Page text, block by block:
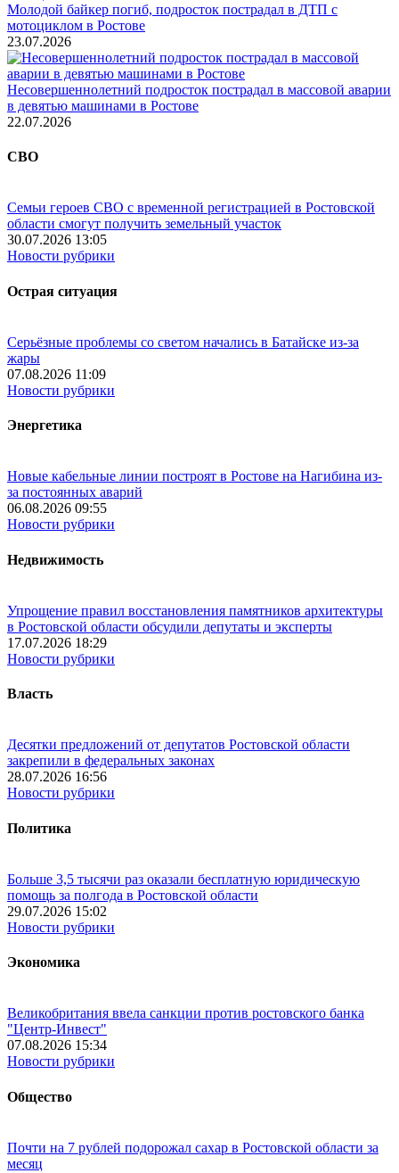
Молодой байкер погиб, подросток пострадал в ДТП с
мотоциклом в Ростове
23.07.2026
Несовершеннолетний подросток пострадал в массовой аварии
в девятью машинами в Ростове
22.07.2026
СВО
Семьи героев СВО с временной регистрацией в Ростовской
области смогут получить земельный участок
30.07.2026 13:05
Новости рубрики
Острая ситуация
Серьёзные проблемы со светом начались в Батайске из-за
жары
07.08.2026 11:09
Новости рубрики
Энергетика
Новые кабельные линии построят в Ростове на Нагибина из-
за постоянных аварий
06.08.2026 09:55
Новости рубрики
Недвижимость
Упрощение правил восстановления памятников архитектуры
в Ростовской области обсудили депутаты и эксперты
17.07.2026 18:29
Новости рубрики
Власть
Десятки предложений от депутатов Ростовской области
закрепили в федеральных законах
28.07.2026 16:56
Новости рубрики
Политика
Больше 3,5 тысячи раз оказали бесплатную юридическую
помощь за полгода в Ростовской области
29.07.2026 15:02
Новости рубрики
Экономика
Великобритания ввела санкции против ростовского банка
"Центр-Инвест"
07.08.2026 15:34
Новости рубрики
Общество
Почти на 7 рублей подорожал сахар в Ростовской области за
месяц